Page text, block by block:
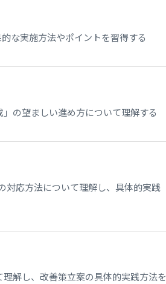
な実施方法やポイントを習得する
の望ましい進め方について理解する
対応方法について理解し、具体的実践
解し、改善策立案の具体的実践方法を